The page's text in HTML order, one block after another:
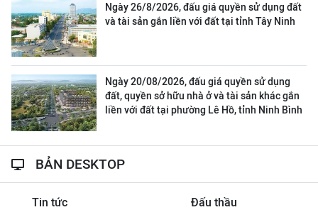
Ngày 26/8/2026, đấu giá quyền sử dụng đất
và tài sản gắn liền với đất tại tỉnh Tây Ninh
Ngày 20/08/2026, đấu giá quyền sử dụng
đất, quyền sở hữu nhà ở và tài sản khác gắn
liền với đất tại phường Lê Hồ, tỉnh Ninh Bình
BẢN DESKTOP
Tin tức Đấu thầu